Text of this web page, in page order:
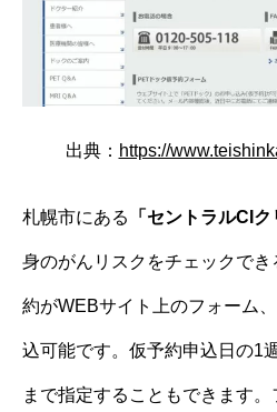
出典： https://
札幌市にある 「セントラルCIク
身のがんリスクをチェックで
約がWEBサイト上のフォーム
込可能です。仮予約申込日の1
まで指定することもできます